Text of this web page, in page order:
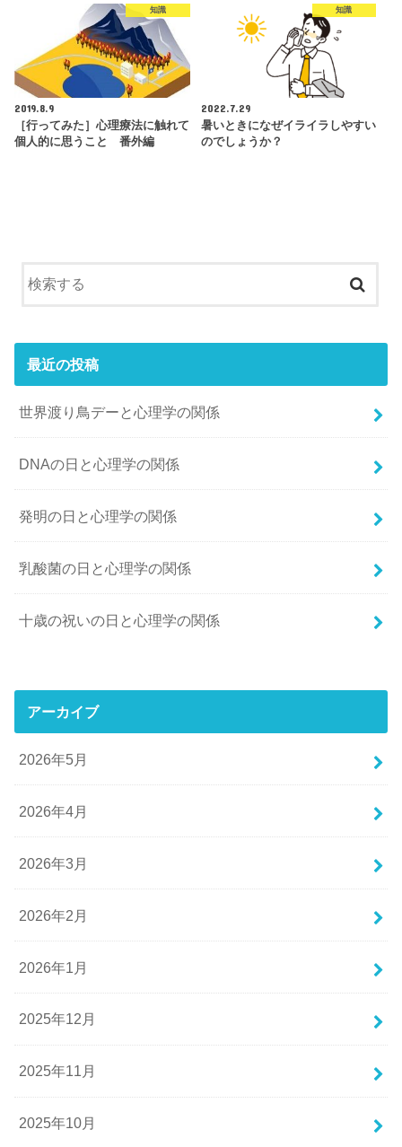
知識
2019.8.9
［行ってみた］心理療法に触れて
個人的に思うこと 番外編
知識
2022.7.29
暑いときになぜイライラしやすい
のでしょうか？
最近の投稿
世界渡り鳥デーと心理学の関係
DNAの日と心理学の関係
発明の日と心理学の関係
乳酸菌の日と心理学の関係
十歳の祝いの日と心理学の関係
アーカイブ
2026年5月
2026年4月
2026年3月
2026年2月
2026年1月
2025年12月
2025年11月
2025年10月